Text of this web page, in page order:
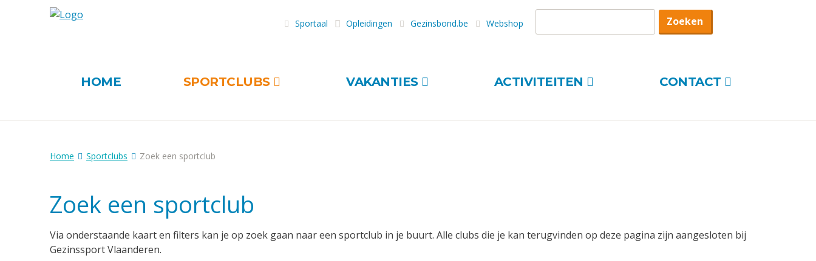
Sportaal Opleidingen Gezinsbond.be Webshop Zoeken
HOME SPORTCLUBS VAKANTIES ACTIVITEITEN CONTACT
Home Sportclubs Zoek een sportclub
Zoek een sportclub
Via onderstaande kaart en filters kan je op zoek gaan naar een sportclub in je buurt. Alle clubs die je kan terugvinden op deze pagina zijn aangesloten bij
Gezinssport Vlaanderen.